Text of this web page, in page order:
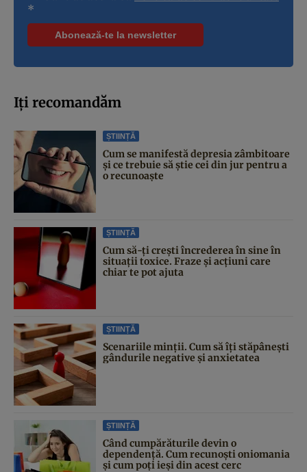
*
Iți recomandăm
ȘTIINȚĂ
Cum se manifestă depresia zâmbitoare
și ce trebuie să știe cei din jur pentru a
o recunoaște
ȘTIINȚĂ
Cum să-ți crești încrederea în sine în
situații toxice. Fraze și acțiuni care
chiar te pot ajuta
ȘTIINȚĂ
Scenariile minții. Cum să îți stăpânești
gândurile negative și anxietatea
ȘTIINȚĂ
Când cumpărăturile devin o
dependență. Cum recunoști oniomania
și cum poți ieși din acest cerc